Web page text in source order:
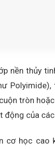
nền thủy
Polyimide),
tròn
động của
cơ học cao